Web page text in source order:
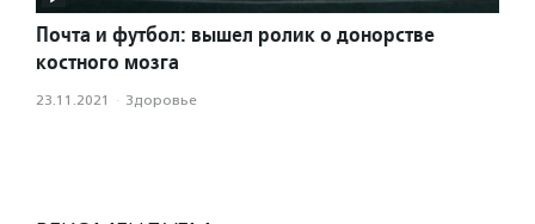
Почта и футбол: вышел ролик о донорстве
костного мозга
23.11.2021 · Здоровье